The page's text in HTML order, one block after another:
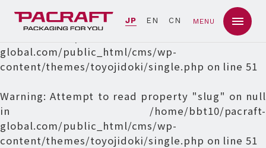
JP EN CN MENU
Warning: Undefined array key 0 in
global.com/public_html/cms/wp-
content/themes/toyojidoki/single.php on line51
Warning: Attempt to read property "slug" on null
in /home/bbt10/pacraft-
global.com/public_html/cms/wp-
content/themes/toyojidoki/single.php on line51